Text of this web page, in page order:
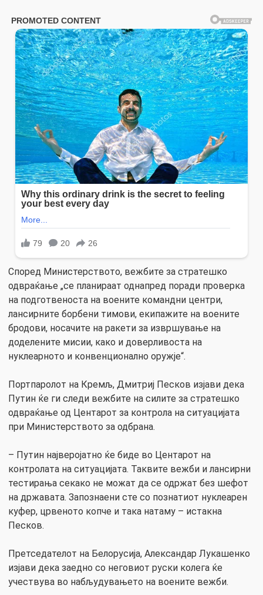
Според Министерството, вежбите за стратешко
одвраќање „се планираат однапред поради проверка
на подготвеноста на воените командни центри,
лансирните борбени тимови, екипажите на воените
бродови, носачите на ракети за извршување на
доделените мисии, како и доверливоста на
нуклеарното и конвенционално оружје“.
Портпаролот на Кремљ, Дмитриј Песков изјави дека
Путин ќе ги следи вежбите на силите за стратешко
одвраќање од Центарот за контрола на ситуацијата
при Министерството за одбрана.
– Путин најверојатно ќе биде во Центарот на
контролата на ситуацијата. Таквите вежби и лансирни
тестирања секако не можат да се одржат без шефот
на државата. Запознаени сте со познатиот нуклеарен
куфер, црвеното копче и така натаму – истакна
Песков.
Претседателот на Белорусија, Александар Лукашенко
изјави дека заедно со неговиот руски колега ќе
учествува во набљудувањето на воените вежби.